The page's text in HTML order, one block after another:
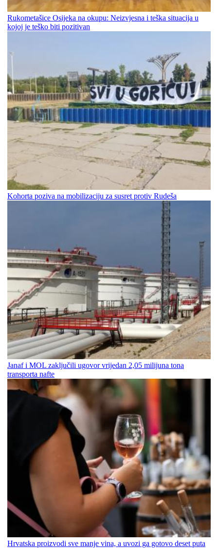
Rukometašice Osijeka na okupu: Neizvjesna i teška situacija u
kojoj je teško biti pozitivan
Kohorta poziva na mobilizaciju za susret protiv Rudeša
Janaf i MOL zaključili ugovor vrijedan 2,05 milijuna tona
transporta nafte
Hrvatska proizvodi sve manje vina, a uvozi ga gotovo deset puta